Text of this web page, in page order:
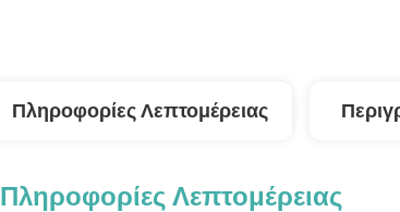
Πληροφορίες Λεπτομέρειας
Πληροφορίες Λεπτομέρειας